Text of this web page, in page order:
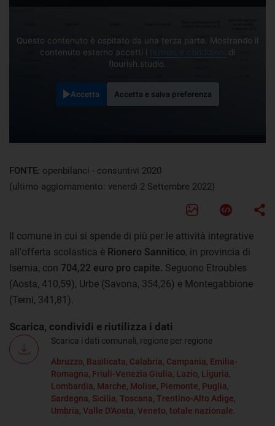
Questo contenuto è ospitato da una terza parte. Mostrando il
contenuto esterno accetti i termini e condizioni di
flourish.studio.
Accetta Accetta e salva preferenza
FONTE: openbilanci - consuntivi 2020
(ultimo aggiornamento: venerdì 2 Settembre 2022)
Il comune in cui si spende di più per le attività integrative
all'offerta scolastica è Rionero Sannitico, in provincia di
Isernia, con 704,22 euro pro capite. Seguono Etroubles
(Aosta, 410,59), Urbe (Savona, 354,26) e Montegabbione
(Terni, 341,81).
Scarica, condividi e riutilizza i dati
Scarica i dati comunali, regione per regione
Abruzzo Basilicata Calabria, Campania Emilia-
Romagna Friuli-Venezia Giulia Lazio Liguria
Lombardia Marche Molise Piemonte Puglia
Sardegna Sicilia Toscana Trentino-Alto Adige
Umbria Valle D'Aosta Veneto totale nazionale